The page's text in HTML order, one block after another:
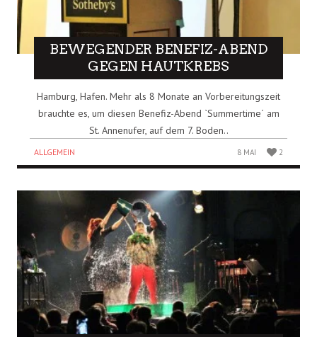
BEWEGENDER BENEFIZ-ABEND
GEGEN HAUTKREBS
Hamburg, Hafen. Mehr als 8 Monate an Vorbereitungszeit
brauchte es, um diesen Benefiz-Abend `Summertime´ am
St. Annenufer, auf dem 7. Boden..
ALLGEMEIN 8 MAI 2